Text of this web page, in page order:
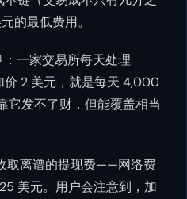
的最低费用。
一家交易所每天处理
2 美元，就是每天 4,000
它发不了财，但能覆盖相当
取离谱的提现费——网络费
美元。用户会注意到，加